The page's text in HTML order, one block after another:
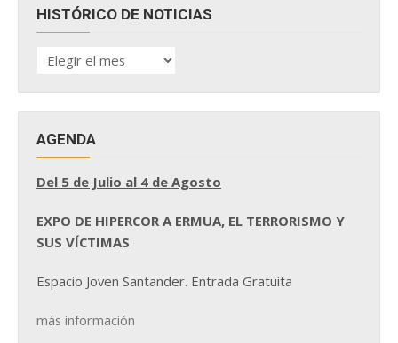
HISTÓRICO DE NOTICIAS
HISTÓRICO
DE
AGENDA
Del 5 de Julio al 4 de Agosto
EXPO DE HIPERCOR A ERMUA, EL TERRORISMO Y
SUS VÍCTIMAS
Espacio Joven Santander. Entrada Gratuita
más información